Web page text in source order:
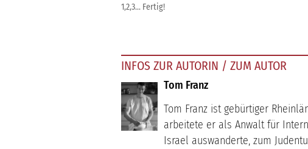
1,2,3... Fertig!
INFOS ZUR AUTORIN / ZUM AUTOR
Tom Franz
Tom Franz ist gebürtiger
arbeitete er als Anwalt für
Israel auswanderte, zum